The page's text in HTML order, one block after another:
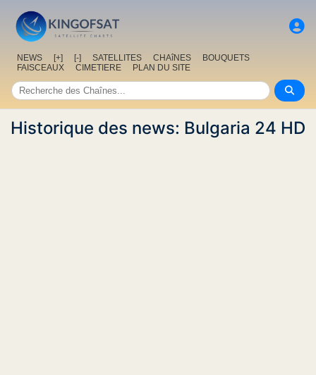
NEWS [+] [-] SATELLITES CHAîNES
BOUQUETS
FAISCEAUX
CIMETIERE PLAN DU SITE
Historique des news: Bulgaria 24 HD